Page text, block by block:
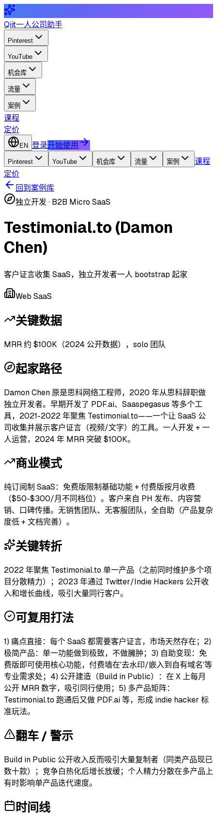
Qiit一人公司助手
Pinterest
YouTube
机会库
流量
案例
课程
定价
EN 登录开始使用
Pinterest YouTube 机会库 流量 案例
课程
定价
回到案例库
独立开发 · B2B Micro SaaS
Testimonial.to (Damon
Chen)
客户证言收集 SaaS，独立开发者一人 bootstrap 起家
Web SaaS
关键数据
MRR 约 $100K（2024 公开数据），solo 团队
起家路径
Damon Chen 原是思科网络工程师，2020 年从思科辞职做
独立开发者。早期开发了 PDF.ai、Saaspegasus 等多个工
具，2021-2022 年聚焦 Testimonial.to——一个让 SaaS 公
司收集并展示客户证言（视频/文字）的工具。一人开发 + 一
人运营，2024 年 MRR 突破 $100K。
商业模式
纯订阅制 SaaS：免费版限制基础功能 + 付费版按月收费
（$50-$300/月不同档位）。客户来自 PH 发布、内容营
销、口碑传播。无销售团队、无客服团队，全自助（产品复杂
度低 + 文档完善）。
关键转折
2022 年聚焦 Testimonial.to 单一产品（之前同时维护多个项
目分散精力）；2023 年通过 Twitter/Indie Hackers 公开收
入和增长曲线，吸引大量同行客户。
可复用打法
1) 痛点直接：每个 SaaS 都需要客户证言，市场天然存在；2)
极简产品：单一功能做到极致，不做臃肿；3) 自助变现：免
费版即可使用核心功能，付费墙在'去水印/嵌入到自有域名'等
专业需求处；4) 公开建造（Build in Public）：在 X 上每月
公开 MRR 数字，吸引同行使用；5) 多产品矩阵：
Testimonial.to 跑通后又做 PDF.ai 等，形成 indie hacker 标
准玩法。
翻车 / 警示
Build in Public 公开收入反而吸引大量复制者（同类产品现已
数十款）；竞争白热化后增长放缓；个人精力分散在多产品上
有时影响单产品迭代速度。
时间线